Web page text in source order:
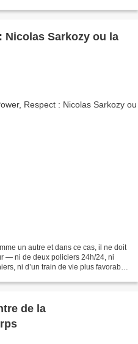
Nicolas Sarkozy ou la
un autre et dans ce cas, il ne doit
— ni de deux policiers 24h/24, ni
ni d’un train de vie plus favorable
de la